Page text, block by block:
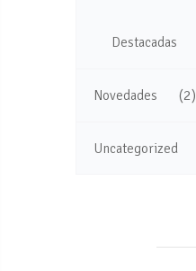
Destacadas
Novedades (2)
Uncategorized